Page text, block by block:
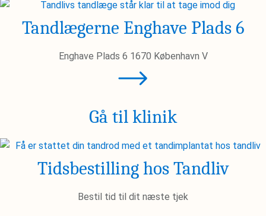
Tandlægerne Enghave Plads 6
Enghave Plads 6 1670 København V
Gå til klinik
Tidsbestilling hos Tandliv
Bestil tid til dit næste tjek